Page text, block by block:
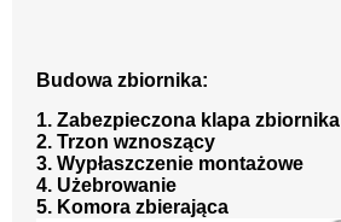
Budowa zbiornika:
1. Zabezpieczona klapa zbiornika
2. Trzon wznoszący
3. Wypłaszczenie montażowe
4. Użebrowanie
5. Komora zbierająca